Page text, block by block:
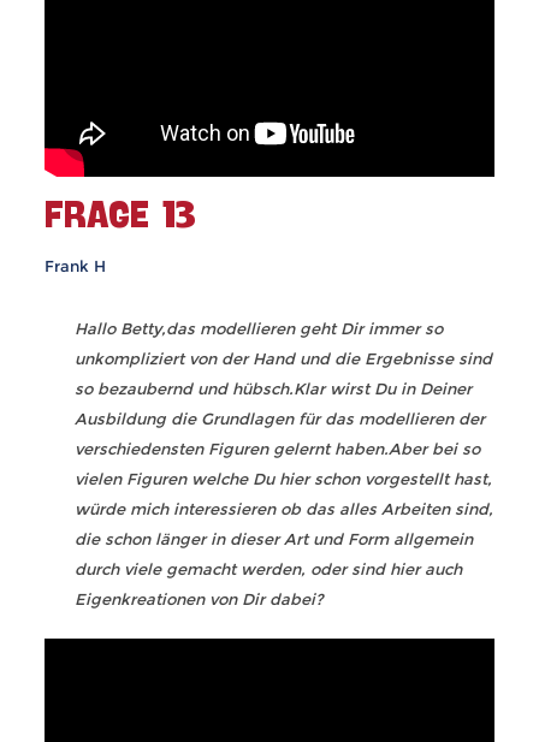
FRAGE 13
Frank H
Hallo Betty,das modellieren geht Dir immer so
unkompliziert von der Hand und die Ergebnisse sind
so bezaubernd und hübsch.Klar wirst Du in Deiner
Ausbildung die Grundlagen für das modellieren der
verschiedensten Figuren gelernt haben.Aber bei so
vielen Figuren welche Du hier schon vorgestellt hast,
würde mich interessieren ob das alles Arbeiten sind,
die schon länger in dieser Art und Form allgemein
durch viele gemacht werden, oder sind hier auch
Eigenkreationen von Dir dabei?